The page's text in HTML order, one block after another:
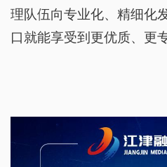
理队伍向专业化、精细化
口就能享受到更优质、更